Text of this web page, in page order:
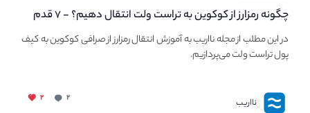
چگونه رمزارز از کوکوین به تراست ولت انتقال دهیم؟ - ۷ قدم
ساده برای انتقال ارزدیجیتال از صرافی Kucoin به Trust Wallet
در این مطلب از مجله نااریب به آموزش انتقال رمزارز از صرافی کوکوین به کیف
پول تراست ولت می‌پردازیم.
نااریب ۲ ۲